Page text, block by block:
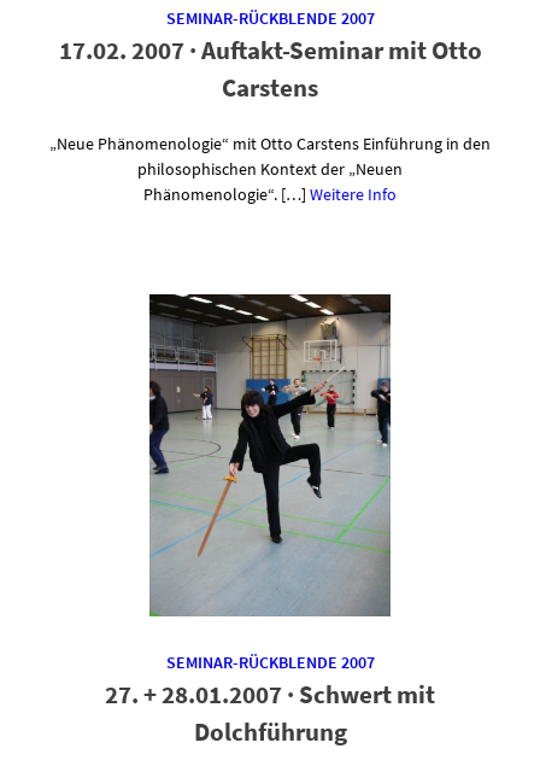
SEMINAR-RÜCKBLENDE 2007
17.02. 2007 · Auftakt-Seminar mit Otto
Carstens
„Neue Phänomenologie“ mit Otto Carstens Einführung in den
philosophischen Kontext der „Neuen
Phänomenologie“. […] Weitere Info
SEMINAR-RÜCKBLENDE 2007
27. + 28.01.2007 · Schwert mit
Dolchführung